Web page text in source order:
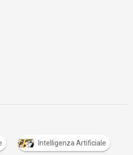
Intelligenza Artificiale T